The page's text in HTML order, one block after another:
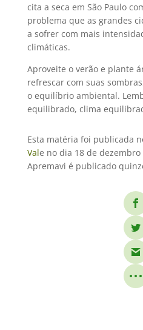
cita a seca em São Paulo
problema que as grandes
a sofrer com mais
climáticas.
Aproveite o verão e plante
refrescar com suas
o equilíbrio ambiental.
equilibrado, clima
Esta matéria foi publicada
Vale no dia 18 de dezembro
Apremavi é publicado